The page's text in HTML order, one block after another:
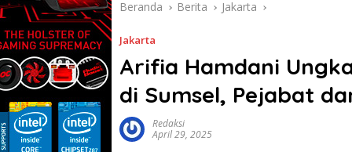
Beranda Berita Jakarta
Jakarta
Arifia Hamdani
di Sumsel, Pejabat
Redaksi
April 29, 2025